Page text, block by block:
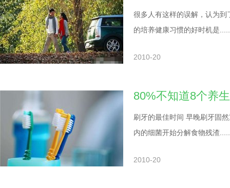
很多人有这样的误解，认为
的培养健康习惯的好时机是.....
2010-20
80%不知道8个养
刷牙的最佳时间 早晚刷牙固
内的细菌开始分解食物残渣.....
2010-20